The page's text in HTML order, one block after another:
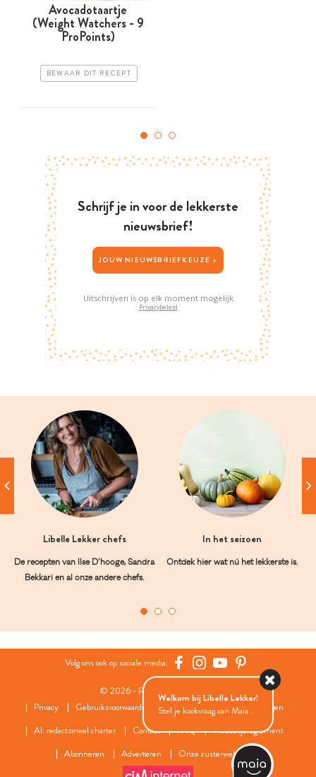
Avocadotaartje
(Weight Watchers - 9
ProPoints)
BEWAAR DIT RECEPT
Schrijf je in voor de lekkerste
nieuwsbrief!
JOUW NIEUWSBRIEFKEUZE >
Uitschrijven is op elk moment mogelijk
Privacybeleid
Libelle Lekker chefs
De recepten van Ilse D’hooge, Sandra
Bekkari en al onze andere chefs.
In het seizoen
Ontdek hier wat nú het lekkerste is.
Volg ons ook op sociale media:
© 2026 - Roularta Media Group
Privacy
Gebruiksvoorwaarden Cookies
Cookies instellingen
AI: redactioneel charter
Contact FAQ
Wedstrijdreglement
Abonneren
Adverteren Onze zusterwebsites
Welkom bij Libelle Lekker!
Stel je kookvraag aan Maia...